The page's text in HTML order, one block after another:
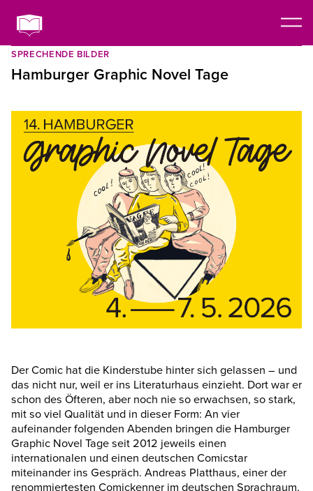
SPRECHENDE BILDER
Hamburger Graphic Novel Tage
Der Comic hat die Kinderstube hinter sich gelassen – und
das nicht nur, weil er ins Literaturhaus einzieht. Dort war er
schon des Öfteren, aber noch nie so erwachsen, so stark,
mit so viel Qualität und in dieser Form: An vier
aufeinander folgenden Abenden bringen die Hamburger
Graphic Novel Tage seit 2012 jeweils einen
internationalen und einen deutschen Comicstar
miteinander ins Gespräch. Andreas Platthaus, einer der
renommiertesten Comickenner im deutschen Sprachraum,